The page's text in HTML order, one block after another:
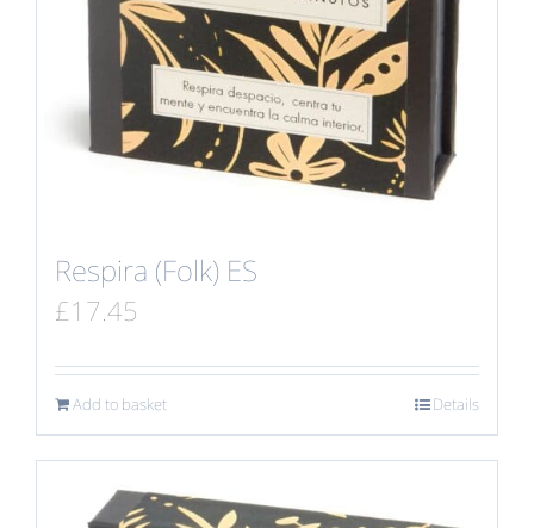
Respira (Folk) ES
£17.45
Add to basket Details